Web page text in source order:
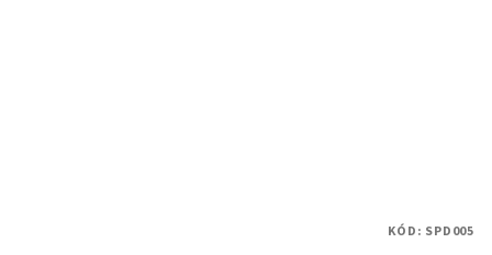
KÓD: SPD005